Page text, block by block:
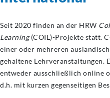
Seit 2020 finden an der HRW
Learning(COIL)-Projekte statt.
einer oder mehreren
gehaltene Lehrveranstaltungen.
entweder ausschließlich online
d.h. mit kurzen gegenseitigen